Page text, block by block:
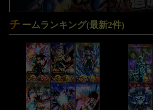
チ ームランキング(最新2件)